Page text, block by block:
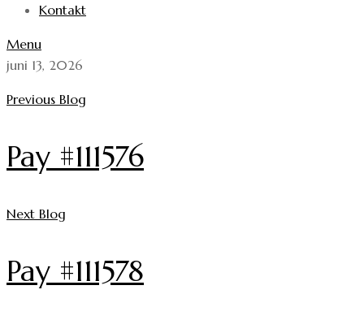
Kontakt
Menu
juni 13, 2026
Previous Blog
Pay #111576
Next Blog
Pay #111578